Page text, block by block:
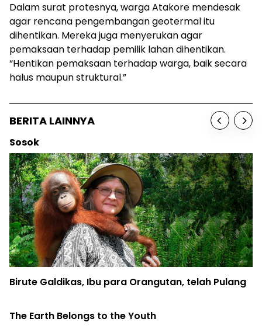
Dalam surat protesnya, warga Atakore mendesak
agar rencana pengembangan geotermal itu
dihentikan. Mereka juga menyerukan agar
pemaksaan terhadap pemilik lahan dihentikan.
“Hentikan pemaksaan terhadap warga, baik secara
halus maupun struktural.”
BERITA LAINNYA
Sosok
Birute Galdikas, Ibu para Orangutan, telah Pulang
The Earth Belongs to the Youth